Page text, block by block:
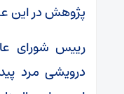
پژوهش در این
رییس شورای
درویشی مرد